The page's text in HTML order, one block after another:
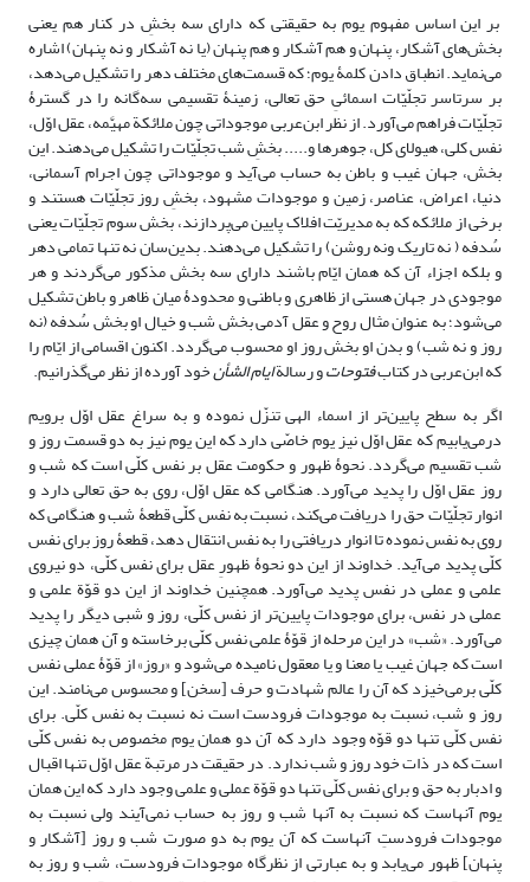
بر این اساس مفهوم یوم به حقیقتی که دارای سه بخشِ در کنار هم یعنی
بخش‌های آشکار، پنهان و هم آشکار و هم پنهان (یا نه آشکار و نه پنهان) اشاره
می‌نماید. انطباق دادن کلمۀ یوم؛ که قسمت‌های مختلف دهر را تشکیل می‌دهد،
بر سرتاسر تجلّیّات اسمائیِ حق تعالی، زمینۀ تقسیمی سه‌گانه را در گسترۀ
تجلّیّات فراهم می‌آورد. از نظر ابن‌عربی موجوداتی چون ملائکة مهیَّمه، عقل اوّل،
نفس کلی، هیولای کل، جوهرها و..... بخشِ شب تجلّیّات را تشکیل می‌دهند. این
بخش، جهان غیب و باطن به حساب می‌آید و موجوداتی چون اجرام آسمانی،
دنیا، اعراض، عناصر، زمین و موجودات مشهود، بخشِ روز تجلّیّات هستند و
برخی از ملائکه که به مدیریّت افلاک پایین می‌پردازند، بخش سوم تجلّیّات یعنی
سُدفه ( نه تاریک ونه روشن) را تشکیل می‌دهند. بدین‌سان نه تنها تمامی دهر
و بلکه اجزاء آن که همان ایّام باشند دارای سه بخش مذکور می‌گردند و هر
موجودی در جهان هستی از ظاهری و باطنی و محدودۀ میان ظاهر و باطن تشکیل
می‌شود؛ به عنوان مثال روح و عقل آدمی بخش شب و خیال او بخش سُدفه (نه
روز و نه شب) و بدن او بخش روز او محسوب می‌گردد. اکنون اقسامی از ایّام را
که ابن‌عربی در کتابفتوحاتو رسالةایام الشأنخود آورده از نظر می‌گذرانیم.
اگر به سطح پایین‌تر از اسماء الهی تنزّل نموده و به سراغ عقل اوّل برویم
درمی‌یابیم که عقل اوّل نیز یوم خاصّی دارد که این یوم نیز به دو قسمت روز و
شب تقسیم می‌گردد. نحوۀ ظهور و حکومت عقل بر نفس کلّی است که شب و
روز عقل اوّل را پدید می‌آورد. هنگامی که عقل اوّل، روی به حق تعالی دارد و
انوار تجلّیّات حق را دریافت می‌کند، نسبت به نفس کلّی قطعۀ شب و هنگامی که
روی به نفس نموده تا انوار دریافتی را به نفس انتقال دهد، قطعۀ روز برای نفس
کلّی پدید می‌آید. خداوند از این دو نحوۀ ظهورِ عقل برای نفس کلّی، دو نیروی
علمی و عملی در نفس پدید می‌آورد. همچنین خداوند از این دو قوّة علمی و
عملی در نفس، برای موجودات پایین‌تر از نفس کلّی، روز و شبی دیگر را پدید
می‌آورد. «شب» در این مرحله از قوّۀ علمی نفس کلّی برخاسته و آن همان چیزی
است که جهان غیب یا معنا و یا معقول نامیده می‌شود و «روز» از قوّۀ عملی نفس
کلّی برمی‌خیزد که آن را عالم شهادت و حرف [سخن] و محسوس می‌نامند. این
روز و شب، نسبت به موجودات فرودست است نه نسبت به نفس کلّی. برای
نفس کلّی تنها دو قوّه وجود دارد که آن دو همان یوم مخصوص به نفس کلّی
است که در ذات خود روز و شب ندارد. در حقیقت در مرتبة عقل اوّل تنها اقبال
و ادبار به حق و برای نفس کلّی تنها دو قوّة عملی و علمی وجود دارد که این همان
یوم آنهاست که نسبت به آنها شب و روز به حساب نمی‌آیند ولی نسبت به
موجودات فرودستِ آنهاست که آن یوم به دو صورت شب و روز [آشکار و
پنهان] ظهور می‌یابد و به عبارتی از نظرگاه موجودات فرودست، شب و روز به